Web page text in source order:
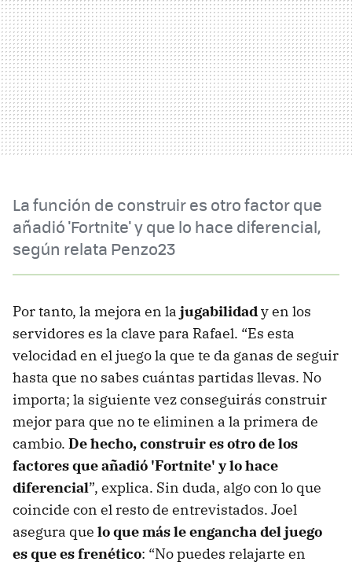
La función de construir es otro factor que
añadió 'Fortnite' y que lo hace diferencial,
según relata Penzo23
Por tanto, la mejora en la jugabilidady en los
servidores es la clave para Rafael. “Es esta
velocidad en el juego la que te da ganas de seguir
hasta que no sabes cuántas partidas llevas. No
importa; la siguiente vez conseguirás construir
mejor para que no te eliminen a la primera de
cambio. De hecho, construir es otro de los
factores que añadió 'Fortnite' y lo hace
diferencial”, explica. Sin duda, algo con lo que
coincide con el resto de entrevistados. Joel
asegura que lo que más le engancha del juego
es que es frenético: “No puedes relajarte en